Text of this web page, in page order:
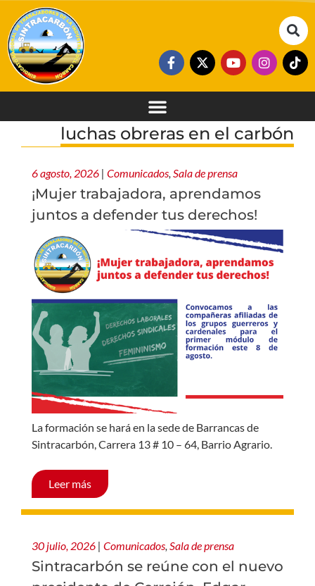
luchas obreras en el carbón
6 agosto, 2026 | Comunicados, Sala de prensa
¡Mujer trabajadora, aprendamos
juntos a defender tus derechos!
La formación se hará en la sede de Barrancas de
Sintracarbón, Carrera 13 # 10 – 64, Barrio Agrario.
Leer más
30 julio, 2026 | Comunicados, Sala de prensa
Sintracarbón se reúne con el nuevo